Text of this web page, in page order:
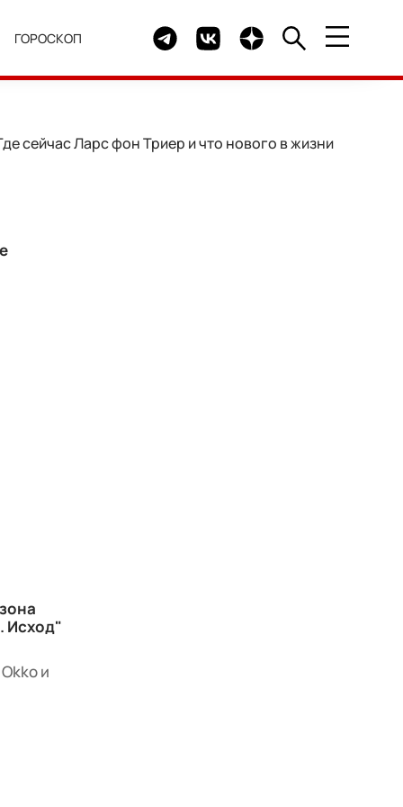
ГОРОСКОП Telegram канал HELLO
Группа HELLO Вконтакте
Канал HELLO в Дзен
сейчас Ларс фон Триер и что нового в жизни
Исход"
и